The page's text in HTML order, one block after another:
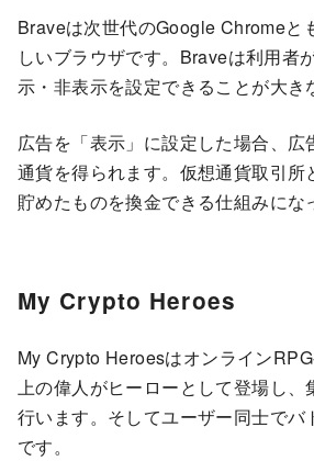
Braveは次世代のGoogle Chromeと
しいブラウザです。Braveは利用者
示・非表示を設定できることが大き
広告を「表示」に設定した場合、広
通貨を得られます。仮想通貨取引所
貯めたものを換金できる仕組みにな
My Crypto Heroes
My Crypto Heroesはオンライン
上の偉人がヒーローとして登場し、
行います。そしてユーザー同士でバ
です。